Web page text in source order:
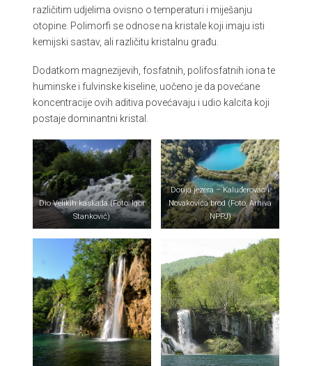
različitim udjelima ovisno o temperaturi i miješanju
otopine. Polimorfi se odnose na kristale koji imaju isti
kemijski sastav, ali različitu kristalnu građu.
Dodatkom magnezijevih, fosfatnih, polifosfatnih iona te
huminske i fulvinske kiseline, uočeno je da povećane
koncentracije ovih aditiva povećavaju i udio kalcita koji
postaje dominantni kristal.
Dio Velikih kaskada (Foto: Igor
Stanković)
Donja jezera – Kaluđerovac i
Novakovića brod (Foto: Arhiva
NPPJ)